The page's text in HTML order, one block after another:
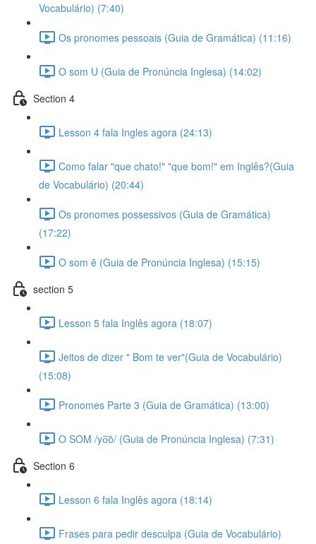
Vocabulário) (7:40)
Os pronomes pessoais (Guia de Gramática) (11:16)
O som U (Guia de Pronúncia Inglesa) (14:02)
Section 4
Lesson 4 fala Ingles agora (24:13)
Como falar "que chato!" "que bom!" em Inglês?(Guia
de Vocabulário) (20:44)
Os pronomes possessivos (Guia de Gramática)
(17:22)
O som ē (Guia de Pronúncia Inglesa) (15:15)
section 5
Lesson 5 fala Inglês agora (18:07)
Jeitos de dizer " Bom te ver"(Guia de Vocabulário)
(15:08)
Pronomes Parte 3 (Guia de Gramática) (13:00)
O SOM /yo͞o/ (Guia de Pronúncia Inglesa) (7:31)
Section 6
Lesson 6 fala Inglês agora (18:14)
Frases para pedir desculpa (Guia de Vocabulário)